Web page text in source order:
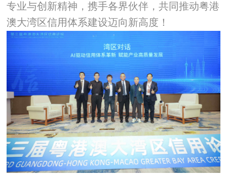
专业与创新精神，携手各界伙伴，共同推动粤港
澳大湾区信用体系建设迈向新高度！